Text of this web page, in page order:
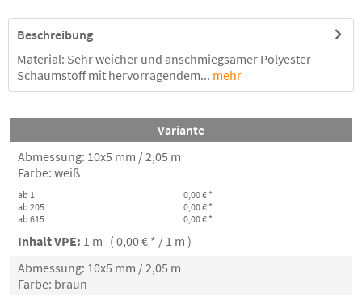
Beschreibung
Material: Sehr weicher und anschmiegsamer Polyester-
Schaumstoff mit hervorragendem... mehr
Variante
Abmessung: 10x5 mm / 2,05 m
Farbe: weiß
ab 1
0,00 € *
ab 205
0,00 € *
ab 615
0,00 € *
Inhalt VPE: 1 m ( 0,00 € * / 1 m )
Abmessung: 10x5 mm / 2,05 m
Farbe: braun